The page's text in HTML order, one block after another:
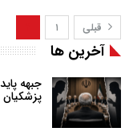
قبلی ۱
آخرین ها
جبهه
پزشکیان